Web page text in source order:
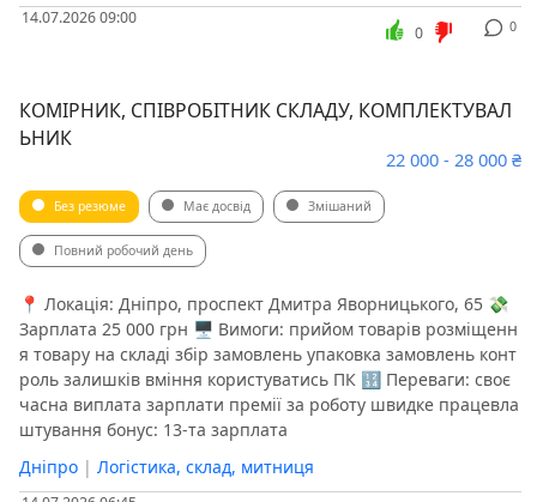
14.07.2026 09:00 0
0
КОМІРНИК, СПІВРОБІТНИК СКЛАДУ, КОМПЛЕКТУВАЛ
ЬНИК
22 000 - 28 000 ₴
Без резюме Має досвід Змішаний
Повний робочий день
📍 Локація: Дніпро, проспект Дмитра Яворницького, 65 💸
Зарплата 25 000 грн 🖥 Вимоги: прийом товарів розміщенн
я товару на складі збір замовлень упаковка замовлень конт
роль залишків вміння користуватись ПК 🔢 Переваги: своє
часна виплата зарплати премії за роботу швидке працевла
штування бонус: 13-та зарплата
Дніпро | Логістика, склад, митниця